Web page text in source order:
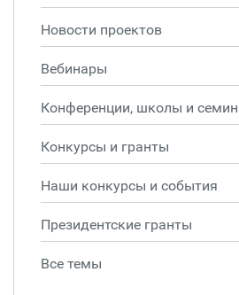
Новости проектов
Вебинары
Конференции, школы и
Конкурсы и гранты
Наши конкурсы и события
Президентские гранты
Все темы